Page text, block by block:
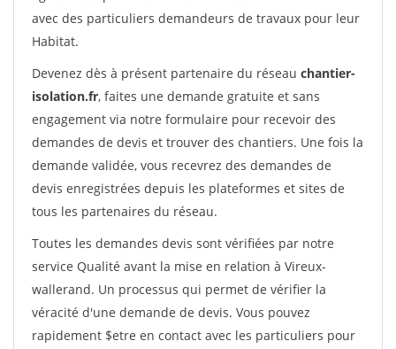
avec des particuliers demandeurs de travaux pour leur
Habitat.
Devenez dès à présent partenaire du réseau chantier-
isolation.fr, faites une demande gratuite et sans
engagement via notre formulaire pour recevoir des
demandes de devis et trouver des chantiers. Une fois la
demande validée, vous recevrez des demandes de
devis enregistrées depuis les plateformes et sites de
tous les partenaires du réseau.
Toutes les demandes devis sont vérifiées par notre
service Qualité avant la mise en relation à Vireux-
wallerand. Un processus qui permet de vérifier la
véracité d'une demande de devis. Vous pouvez
rapidement $etre en contact avec les particuliers pour